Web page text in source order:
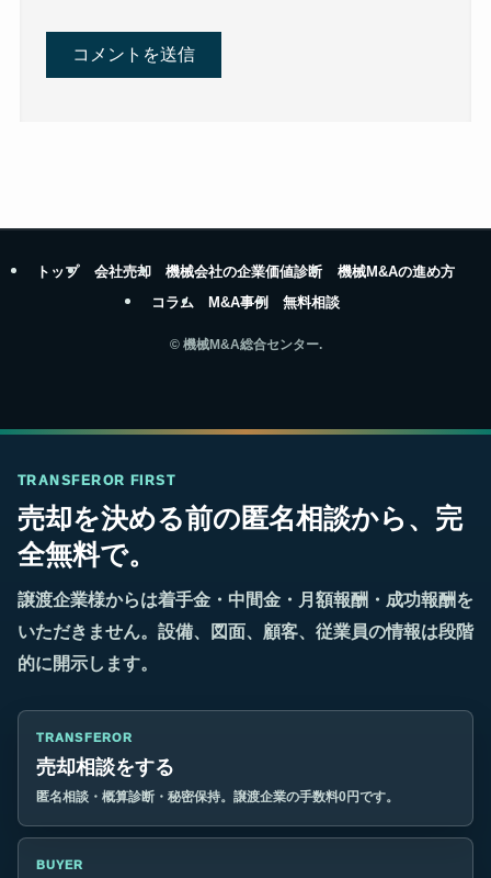
トップ 会社売却 機械会社の企業価値診断
機械M&Aの進め方
コラム
M&A事例 無料相談
©機械M&A総合センター.
TRANSFEROR FIRST
売却を決める前の匿名相談から、完
全無料で。
譲渡企業様からは着手金・中間金・月額報酬・成功報酬を
いただきません。設備、図面、顧客、従業員の情報は段階
的に開示します。
TRANSFEROR
売却相談をする
匿名相談・概算診断・秘密保持。譲渡企業の手数料0円です。
BUYER